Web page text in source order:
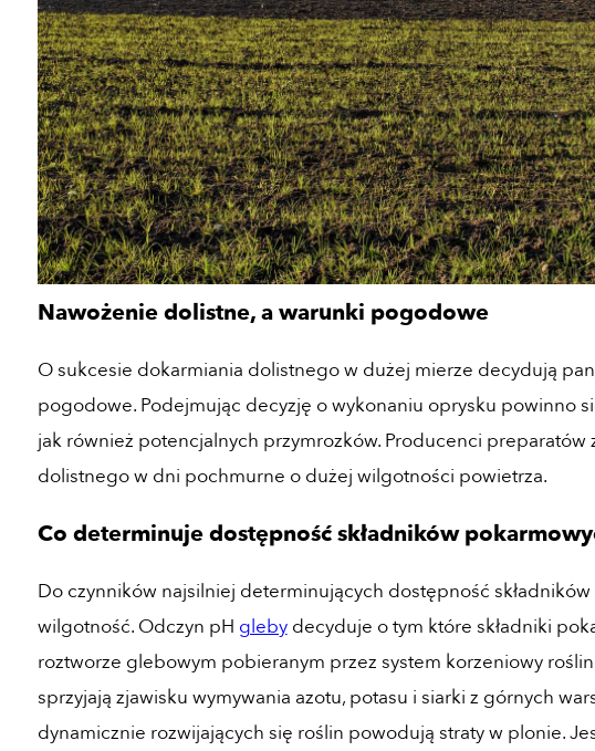
Nawożenie dolistne, a warunki pogodowe
O sukcesie dokarmiania dolistnego w dużej mierze decydują
pogodowe. Podejmując decyzję o wykonaniu oprysku powinno
jak również potencjalnych przymrozków. Producenci preparatów
dolistnego w dni pochmurne o dużej wilgotności powietrza.
Co determinuje dostępność składników
Do czynników najsilniej determinujących dostępność
wilgotność. Odczyn pH glebydecyduje o tym które składniki
roztworze glebowym pobieranym przez system korzeniowy
sprzyjają zjawisku wymywania azotu, potasu i siarki z górnych
dynamicznie rozwijających się roślin powodują straty w plonie.